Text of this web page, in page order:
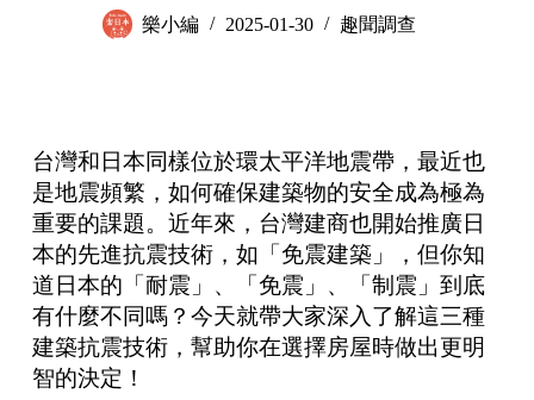
樂小編 2025-01-30 趣聞調查
台灣和日本同樣位於環太平洋地震帶，最近也
是地震頻繁，如何確保建築物的安全成為極為
重要的課題。近年來，台灣建商也開始推廣日
本的先進抗震技術，如「免震建築」，但你知
道日本的「耐震」、「免震」、「制震」到底
有什麼不同嗎？今天就帶大家深入了解這三種
建築抗震技術，幫助你在選擇房屋時做出更明
智的決定！